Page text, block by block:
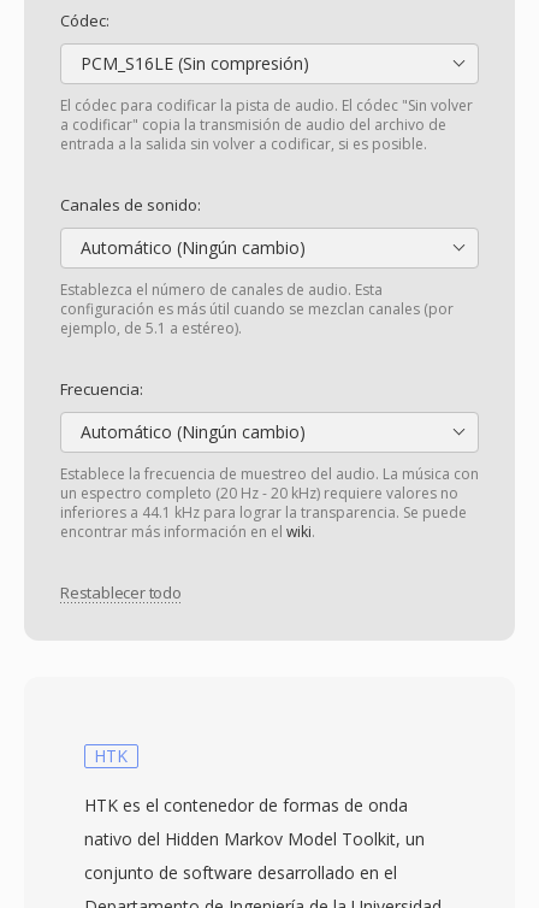
Códec:
PCM_S16LE (Sin compresión)
El códec para codificar la pista de audio. El códec "Sin volver
a codificar" copia la transmisión de audio del archivo de
entrada a la salida sin volver a codificar, si es posible.
Canales de sonido:
Automático (Ningún cambio)
Establezca el número de canales de audio. Esta
configuración es más útil cuando se mezclan canales (por
ejemplo, de 5.1 a estéreo).
Frecuencia:
Automático (Ningún cambio)
Establece la frecuencia de muestreo del audio. La música con
un espectro completo (20 Hz - 20 kHz) requiere valores no
inferiores a 44.1 kHz para lograr la transparencia. Se puede
encontrar más información en el wiki.
Restablecer todo
HTK
HTK es el contenedor de formas de onda
nativo del Hidden Markov Model Toolkit, un
conjunto de software desarrollado en el